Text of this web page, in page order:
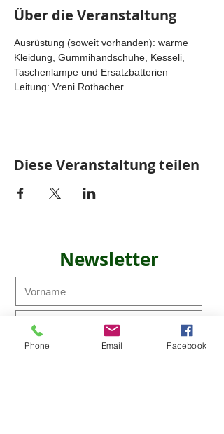
Über die Veranstaltung
Ausrüstung (soweit vorhanden): warme
Kleidung, Gummihandschuhe, Kesseli,
Taschenlampe und Ersatzbatterien
Leitung: Vreni Rothacher
Diese Veranstaltung teilen
Newsletter
Phone Email Facebook